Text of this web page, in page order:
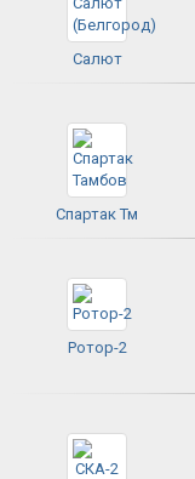
Салют
Спартак Тм
Ротор-2